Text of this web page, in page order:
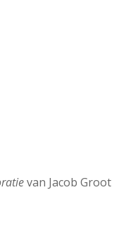
van Jacob Groot